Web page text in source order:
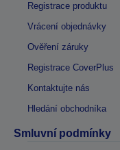
Registrace produktu
Vrácení objednávky
Ověření záruky
Registrace CoverPlus
Kontaktujte nás
Hledání obchodníka
Smluvní podmínky